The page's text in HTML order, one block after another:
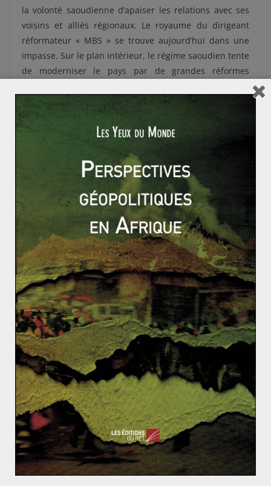
la volonté saoudienne d’apaiser les relations avec ses
voisins et alliés régionaux. Le royaume du dirigeant
réformateur « MBS » se trouve aujourd’hui dans une
impasse. Sur le plan intérieur, le régime saoudien tente
de moderniser le pays par de grandes réformes
droit de conduire des femmes, etc). Cependant, la
politique étrangère « choc » menée par MBS ne porte
pas ses fruits. Outre l’échec libanais, l’Arabie saoudite
se confronte aujourd’hui à un enlisement du
ainsi qu’à une inefficacité de ses mesures
d’ isolement envers le Qatar. Le royaume wahhabite
peine également à contenir l’expansion de l’influence
iranienne dans la région dans l’après conflit syrien.
Même les États-Unis, alliés de longue date, semblent
faire fi des préoccupations saoudiennes sur l’épineuse
question palestinienne. Donald Trump a ainsi reconnu
unilatéralementJérusalem comme capitale d’Israëlen
décembre dernier.
Ainsi, le retour au calme dans les relations entre le
Liban et l’Arabie saoudite n’est pas étranger à l’impasse
de la stratégie de la pétromonarchie dans sa politique
régionale. Le souffle réformateur du jeune MBS ne
suffit plus à conserver l’influence régionale. Les
victoires diplomatiques sont rares tandis que l’Iran
multiplie les avancées en Syrie, en Irak et au Liban. Ce
dernier semble pourtant chercher le soutien de la
puissance saoudienne pour les échéances politiques à
venir.